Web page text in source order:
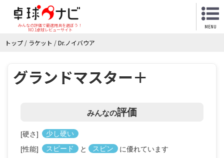
みんなの評価で最適用具を選ぼう！
NO.1卓球レビューサイト
MENU
トップ / ラケット /Dr.ノイバウア
グランドマスター＋
みんなの評価
[硬さ]
少し硬い
[性能]
スピード と スピン に優れています